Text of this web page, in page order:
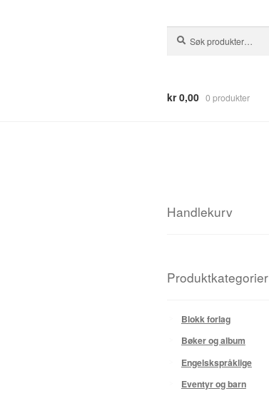
etter:
kr0,00 0 produkter
Handlekurv
Produktkategorier
Blokk forlag
Bøker og album
Engelskspråklige
Eventyr og barn